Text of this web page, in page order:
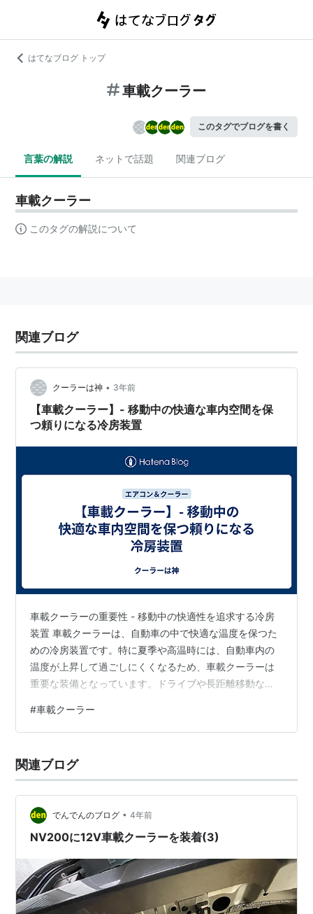
はてなブログ トップ
車載クーラー
このタグでブログを書く
言葉の解説 ネットで話題 関連ブログ
車載クーラー
このタグの解説について
関連ブログ
クーラーは神 • 3年前
【車載クーラー】- 移動中の快適な車内空間を保
つ頼りになる冷房装置
車載クーラーの重要性 - 移動中の快適性を追求する冷房
装置 車載クーラーは、自動車の中で快適な温度を保つた
めの冷房装置です。特に夏季や高温時には、自動車内の
温度が上昇して過ごしにくくなるため、車載クーラーは
重要な装備となっています。ドライブや長距離移動な
ムとして多くのドライバーに愛用されています。 車載ク
ーラーの種類 - ポータブルタイプと内蔵タイプ 車載クー
類があります。 1. ポータブルタイプ ポータブルタイプの
車載クーラーは、車内に設置し、12Vの車載電源を利用し
#車載クーラー
関連ブログ
でんでんのブログ • 4年前
NV200に12V車載クーラーを装着(3)